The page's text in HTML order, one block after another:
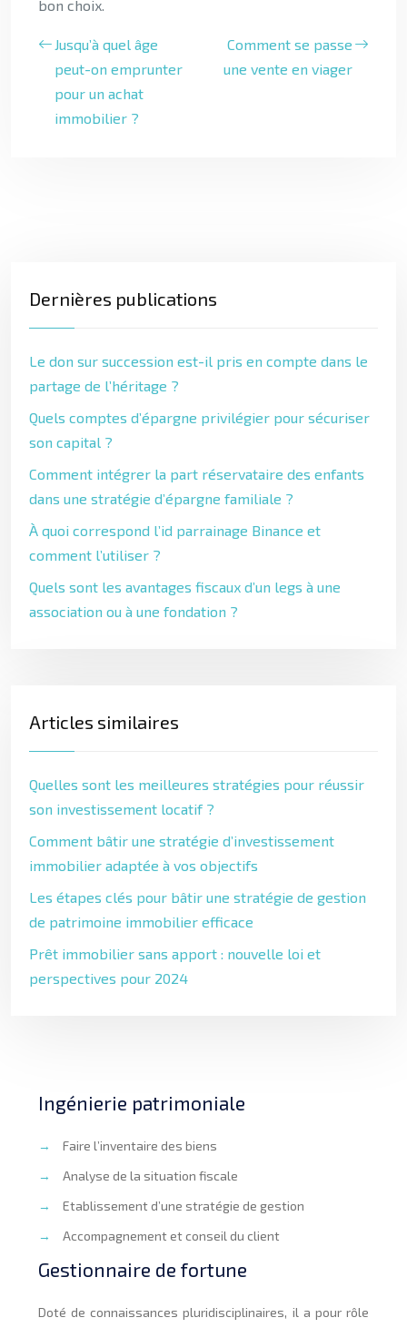
bon choix.
Jusqu’à quel âge
peut-on emprunter
pour un achat
immobilier ?
Comment se passe
une vente en viager
Dernières publications
Le don sur succession est-il pris en compte dans le
partage de l’héritage ?
Quels comptes d’épargne privilégier pour sécuriser
son capital ?
Comment intégrer la part réservataire des enfants
dans une stratégie d’épargne familiale ?
À quoi correspond l’id parrainage Binance et
comment l’utiliser ?
Quels sont les avantages fiscaux d’un legs à une
association ou à une fondation ?
Articles similaires
Quelles sont les meilleures stratégies pour réussir
son investissement locatif ?
Comment bâtir une stratégie d’investissement
immobilier adaptée à vos objectifs
Les étapes clés pour bâtir une stratégie de gestion
de patrimoine immobilier efficace
Prêt immobilier sans apport : nouvelle loi et
perspectives pour 2024
Ingénierie patrimoniale
→
Faire l’inventaire des biens
→
Analyse de la situation fiscale
→
Etablissement d’une stratégie de gestion
→
Accompagnement et conseil du client
Gestionnaire de fortune
Doté de connaissances pluridisciplinaires, il a pour rôle